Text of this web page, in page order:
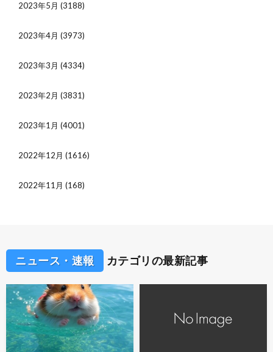
2023年5月 (3188)
2023年4月 (3973)
2023年3月 (4334)
2023年2月 (3831)
2023年1月 (4001)
2022年12月 (1616)
2022年11月 (168)
ニュース・速報 カテゴリの最新記事